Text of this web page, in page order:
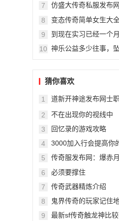
7
仿盛大传奇私服发布
8
变态传奇简单女生大
9
到现在实习已经一个
10 神乐公益多少往事，
猜你喜欢
1
道新开神途发布网士
2
不在出现你的视线中
3
回忆录的游戏攻略
4
3000加入行会提高你
5
传奇服发布网：爆赤
6
必须要撑住
7
传奇武器精炼介绍
8
鬼界传奇的玩家记住
9
最新sf传奇触龙神比